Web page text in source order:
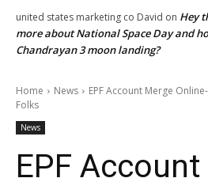
united states marketing co David on Hey
more about National Space Day and
Chandrayan 3 moon landing?